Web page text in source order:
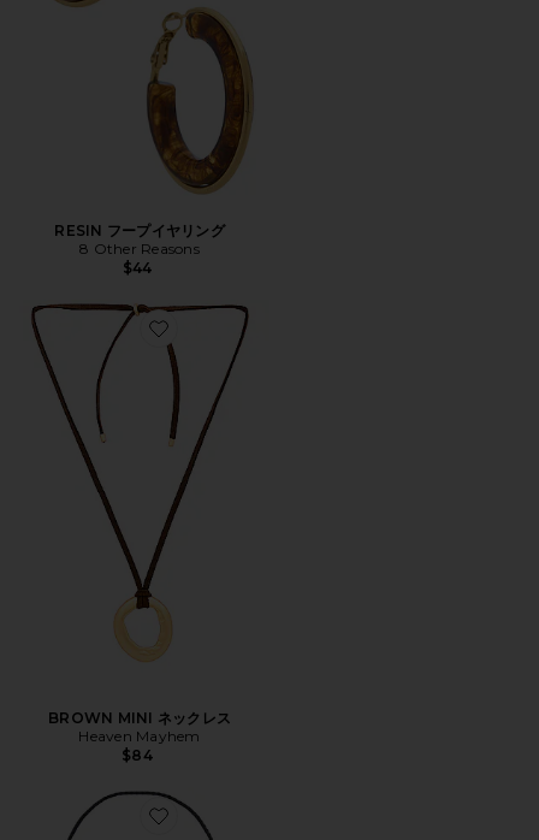
RESIN フープイヤリング
8 Other Reasons
$44
Favorite BROWN MINI ネックレス
BROWN MINI ネックレス
Heaven Mayhem
$84
Favorite MARENGO ボロネックレス